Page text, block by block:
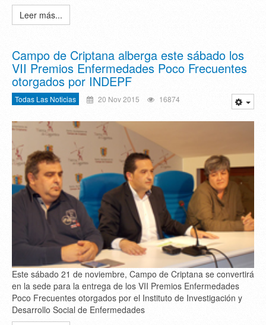
Leer más...
Campo de Criptana alberga este sábado los
VII Premios Enfermedades Poco Frecuentes
otorgados por INDEPF
Todas Las Noticias 20 Nov 2015 16874
Este sábado 21 de noviembre, Campo de Criptana se convertirá
en la sede para la entrega de los VII Premios Enfermedades
Poco Frecuentes otorgados por el Instituto de Investigación y
Desarrollo Social de Enfermedades